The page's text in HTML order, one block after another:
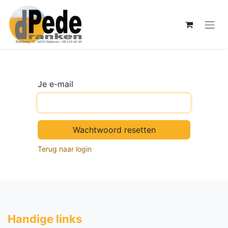
Je e-mail
Wachtwoord resetten
Terug naar login
Handige li​nks